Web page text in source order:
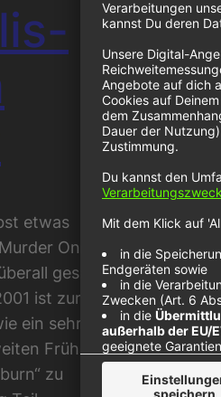
etwas
On The
gespielt
ist zurück in
ein sehr guter
Frühling hat
zu